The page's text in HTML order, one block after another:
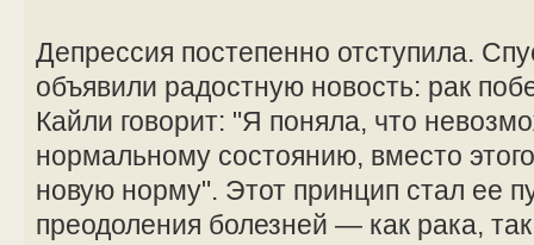
Депрессия постепенно отступила.
объявили радостную новость: рак
Кайли говорит: "Я поняла, что
нормальному состоянию, вместо
новую норму". Этот принцип стал ее
преодоления болезней — как рака,